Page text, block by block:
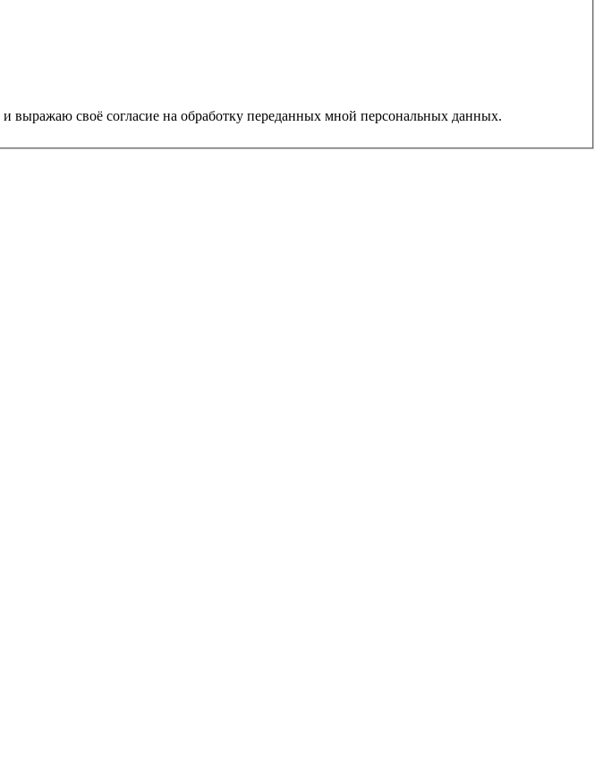
и выражаю своё согласие на обработку переданных мной персональных данных.